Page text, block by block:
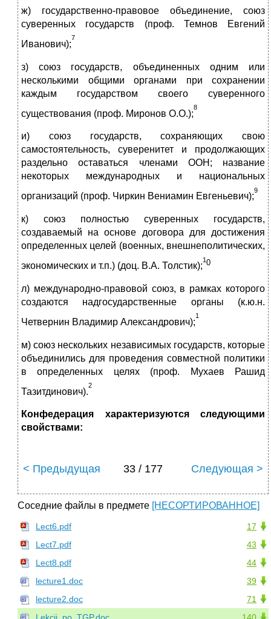
ж) государственно-правовое объединение, союз
суверенных государств (проф. Темнов Евгений
Иванович);
7
з) союз государств, объединенных одним или
несколькими общими органами при сохранении
каждым государством своего суверенного
существования (проф. Миронов О.О.);
8
и) союз государств, сохраняющих свою
самостоятельность, суверенитет и продолжающих
раздельно оставаться членами ООН; название
некоторых международных и национальных
организаций (проф. Чиркин Вениамин Евгеньевич);
9
к) союз полностью суверенных государств,
создаваемый на основе договора для достижения
определенных целей (военных, внешнеполитических,
экономических и т.п.) (доц. В.А. Толстик);
10
л) международно-правовой союз, в рамках которого
создаются надгосударственные органы (к.ю.н.
Четвернин Владимир Александрович);
1
м) союз нескольких независимых государств, которые
объединились для проведения совместной политики
в определенных целях (проф. Мухаев Рашид
Тазитдинович).
2
Конфедерация характеризуются следующими
свойствами:
< Предыдущая 33 / 177 Следующая >
Соседние файлы в предмете [НЕСОРТИРОВАННОЕ]
17
Lect6.pdf
43
Lect7.pdf
44
Lect8.pdf
39
lecture1.doc
71
lecture2.doc